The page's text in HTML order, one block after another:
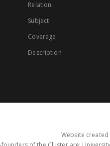
Relation
Subject
Coverage
Description
Website